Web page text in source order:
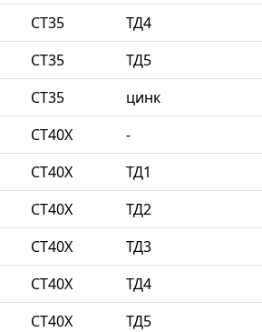
СТ35 ТД4
СТ35 ТД5
СТ35 цинк
СТ40Х -
СТ40Х ТД1
СТ40Х ТД2
СТ40Х ТД3
СТ40Х ТД4
СТ40Х ТД5